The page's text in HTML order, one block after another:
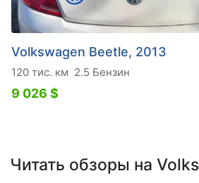
Volkswagen Beetle, 2013
120 тис. км 2.5 Бензин
9 026 $
Читать обзоры на